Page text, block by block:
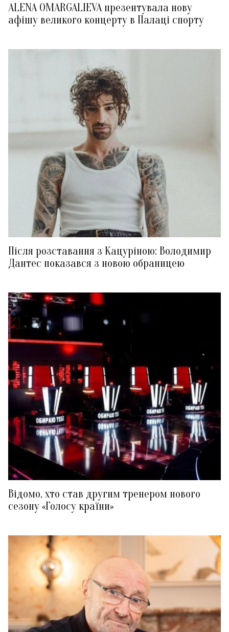
ALENA OMARGALIEVA презентувала нову
афішу великого концерту в Палаці спорту
Після розставання з Кацуріною: Володимир
Дантес показався з новою обраницею
Відомо, хто став другим тренером нового
сезону «Голосу країни»